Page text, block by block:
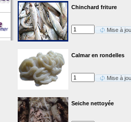
Chinchard friture
Mise à
Calmar en rondelles
Mise à
Seiche nettoyée